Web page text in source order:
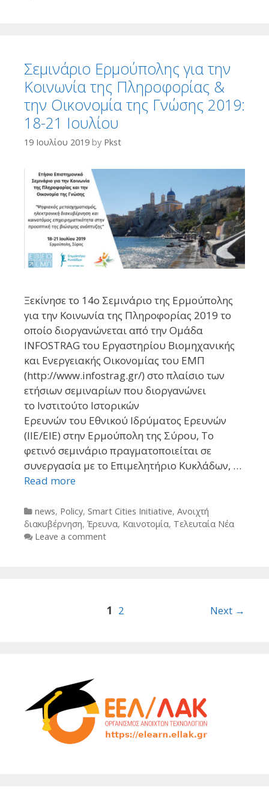
Σεμινάριο Ερμούπολης για την
Κοινωνία της Πληροφορίας &
την Οικονομία της Γνώσης 2019:
18-21 Ιουλίου
19 Ιουλίου 2019 by Pkst
Ξεκίνησε το 14ο Σεμινάριο της Ερμούπολης
για την Κοινωνία της Πληροφορίας 2019 το
οποίο διοργανώνεται από την Ομάδα
INFOSTRAG του Εργαστηρίου Βιομηχανικής
και Ενεργειακής Οικονομίας του ΕΜΠ
(http://www.infostrag.gr/) στο πλαίσιο των
ετήσιων σεμιναρίων που διοργανώνει
το Ινστιτούτο Ιστορικών
Ερευνών του Εθνικού Ιδρύματος Ερευνών
(ΙIΕ/ΕΙΕ) στην Ερμούπολη της Σύρου, Το
φετινό σεμινάριο πραγματοποιείται σε
συνεργασία με το Επιμελητήριο Κυκλάδων, …
Read more
Categories
news, Policy, Smart Cities Initiative, Ανοιχτή
διακυβέρνηση, Έρευνα, Καινοτομία, Τελευταία Νέα
Leave a comment
1 2 Next →